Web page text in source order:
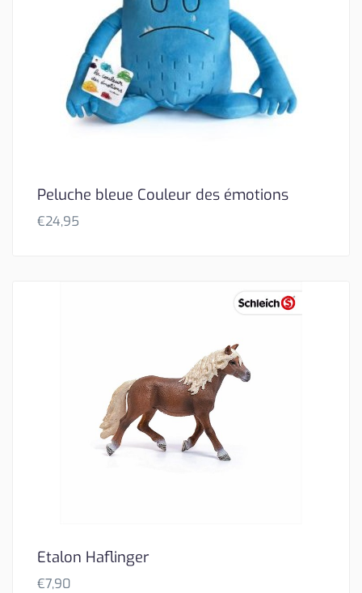
Peluche bleue Couleur des émotions
€24,95
Etalon Haflinger
€7,90